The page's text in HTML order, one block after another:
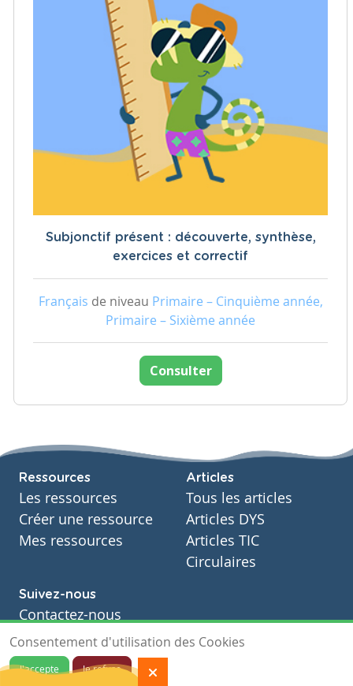
Subjonctif présent : découverte, synthèse,
exercices et correctif
Français de niveau Primaire – Cinquième année,
Primaire – Sixième année
Consulter
Ressources
Les ressources
Créer une ressource
Mes ressources
Articles
Tous les articles
Articles DYS
Articles TIC
Circulaires
Suivez-nous
Contactez-nous
Soutien scolaire
Notre page Facebook
Consentement d'utilisation des Cookies
J'accepte
Je refuse